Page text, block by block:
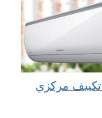
فني تكييف وتبريد الرميثية 55560390 تكييف مركزي